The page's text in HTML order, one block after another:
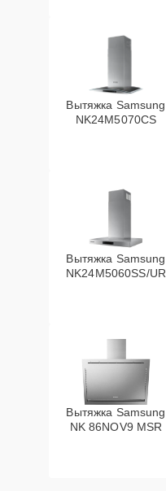
Вытяжка Samsung
NK24M5070CS
Вытяжка Samsung
NK24M5060SS/UR
Вытяжка Samsung
NK 86NOV9 MSR